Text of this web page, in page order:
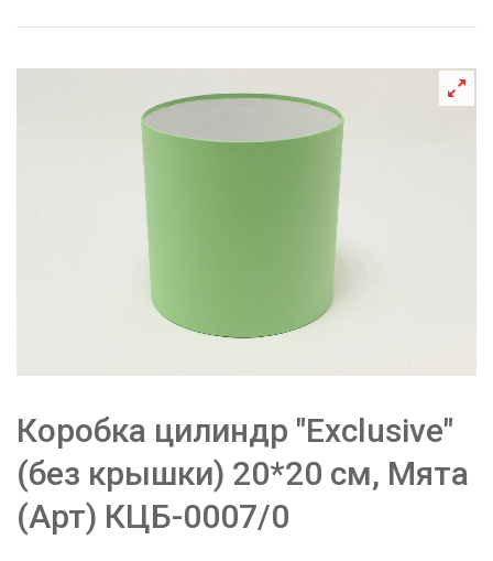
Коробка цилиндр "Exclusive"
(без крышки) 20*20 см, Мята
(Арт) КЦБ-0007/0